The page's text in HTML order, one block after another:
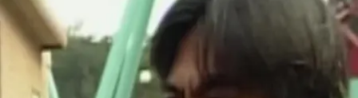
Tu ligando